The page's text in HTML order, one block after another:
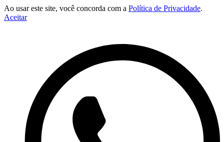
Ao usar este site, você concorda com a Política de Privacidade.
Aceitar